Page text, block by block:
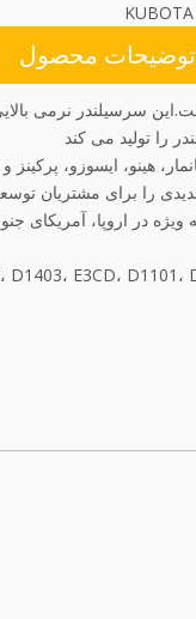
KUBOTA
توضیحات محصول
هینو، ایسوزو،
را برای مشتریان
به ویژه در اروپا،